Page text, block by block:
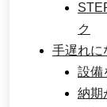
ク
手遅れに
設備
納期